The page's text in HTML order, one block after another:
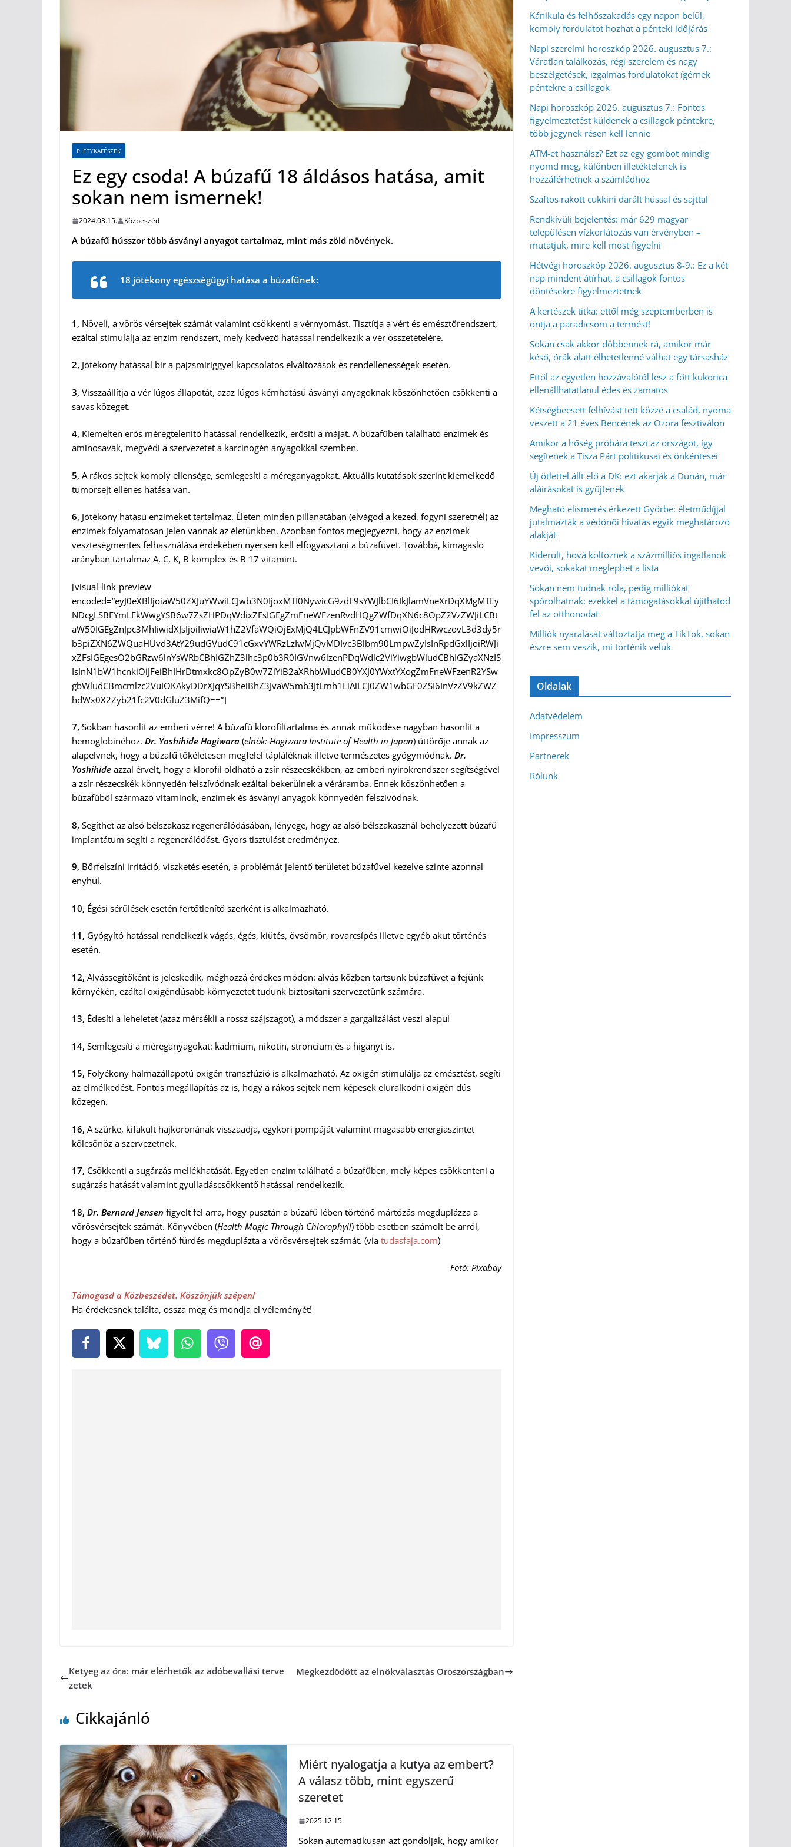
PLETYKAFÉSZEK
Ez egy csoda! A búzafű 18 áldásos hatása, amit
sokan nem ismernek!
2024.03.15. Közbeszéd
A búzafű hússzor több ásványi anyagot tartalmaz, mint más zöld növények.
18 jótékony egészségügyi hatása a búzafűnek:
1, Növeli, a vörös vérsejtek számát valamint csökkenti a vérnyomást. Tisztítja a vért és emésztőrendszert,
ezáltal stimulálja az enzim rendszert, mely kedvező hatással rendelkezik a vér összetételére.
2, Jótékony hatással bír a pajzsmiriggyel kapcsolatos elváltozások és rendellenességek esetén.
3, Visszaállítja a vér lúgos állapotát, azaz lúgos kémhatású ásványi anyagoknak köszönhetően csökkenti a
savas közeget.
4, Kiemelten erős méregtelenítő hatással rendelkezik, erősíti a májat. A búzafűben található enzimek és
aminosavak, megvédi a szervezetet a karcinogén anyagokkal szemben.
5, A rákos sejtek komoly ellensége, semlegesíti a méreganyagokat. Aktuális kutatások szerint kiemelkedő
tumorsejt ellenes hatása van.
6, Jótékony hatású enzimeket tartalmaz. Életen minden pillanatában (elvágod a kezed, fogyni szeretnél) az
enzimek folyamatosan jelen vannak az életünkben. Azonban fontos megjegyezni, hogy az enzimek
veszteségmentes felhasználása érdekében nyersen kell elfogyasztani a búzafüvet. Továbbá, kimagasló
arányban tartalmaz A, C, K, B komplex és B 17 vitamint.
[visual-link-preview
encoded=”eyJ0eXBlIjoiaW50ZXJuYWwiLCJwb3N0IjoxMTI0NywicG9zdF9sYWJlbCI6IkJlamVneXrDqXMgMTEy
NDcgLSBFYmLFkWwgYSB6w7ZsZHPDqWdixZFsIGEgZmFneWFzenRvdHQgZWfDqXN6c8OpZ2VzZWJiLCBt
aW50IGEgZnJpc3MhIiwidXJsIjoiIiwiaW1hZ2VfaWQiOjExMjQ4LCJpbWFnZV91cmwiOiJodHRwczovL3d3dy5r
b3piZXN6ZWQuaHUvd3AtY29udGVudC91cGxvYWRzLzIwMjQvMDIvc3Blbm90LmpwZyIsInRpdGxlIjoiRWJi
xZFsIGEgesO2bGRzw6lnYsWRbCBhIGZhZ3lhc3p0b3R0IGVnw6lzenPDqWdlc2ViYiwgbWludCBhIGZyaXNzIS
IsInN1bW1hcnkiOiJFeiBhIHrDtmxkc8OpZyB0w7ZiYiB2aXRhbWludCB0YXJ0YWxtYXogZmFneWFzenR2YSw
gbWludCBmcmlzc2VuIOKAkyDDrXJqYSBheiBhZ3JvaW5mb3JtLmh1LiAiLCJ0ZW1wbGF0ZSI6InVzZV9kZWZ
hdWx0X2Zyb21fc2V0dGluZ3MifQ==”]
7, Sokban hasonlít az emberi vérre! A búzafű klorofiltartalma és annak működése nagyban hasonlít a
hemoglobinéhoz. Dr. Yoshihide Hagiwara (elnök: Hagiwara Institute of Health in Japan) úttörője annak az
alapelvnek, hogy a búzafű tökéletesen megfelel tápláléknak illetve természetes gyógymódnak. Dr.
Yoshihide azzal érvelt, hogy a klorofil oldható a zsír részecskékben, az emberi nyirokrendszer segítségével
a zsír részecskék könnyedén felszívódnak ezáltal bekerülnek a véráramba. Ennek köszönhetően a
búzafűből származó vitaminok, enzimek és ásványi anyagok könnyedén felszívódnak.
8, Segíthet az alsó bélszakasz regenerálódásában, lényege, hogy az alsó bélszakasznál behelyezett búzafű
implantátum segíti a regenerálódást. Gyors tisztulást eredményez.
9, Bőrfelszíni irritáció, viszketés esetén, a problémát jelentő területet búzafűvel kezelve szinte azonnal
enyhül.
10, Égési sérülések esetén fertőtlenítő szerként is alkalmazható.
11, Gyógyító hatással rendelkezik vágás, égés, kiütés, övsömör, rovarcsípés illetve egyéb akut történés
esetén.
12, Alvássegítőként is jeleskedik, méghozzá érdekes módon: alvás közben tartsunk búzafüvet a fejünk
környékén, ezáltal oxigéndúsabb környezetet tudunk biztosítani szervezetünk számára.
13, Édesíti a leheletet (azaz mérsékli a rossz szájszagot), a módszer a gargalizálást veszi alapul
14, Semlegesíti a méreganyagokat: kadmium, nikotin, stroncium és a higanyt is.
15, Folyékony halmazállapotú oxigén transzfúzió is alkalmazható. Az oxigén stimulálja az emésztést, segíti
az elmélkedést. Fontos megállapítás az is, hogy a rákos sejtek nem képesek eluralkodni oxigén dús
közegen.
16, A szürke, kifakult hajkoronának visszaadja, egykori pompáját valamint magasabb energiaszintet
kölcsönöz a szervezetnek.
17, Csökkenti a sugárzás mellékhatását. Egyetlen enzim található a búzafűben, mely képes csökkenteni a
sugárzás hatását valamint gyulladáscsökkentő hatással rendelkezik.
18, Dr. Bernard Jensen figyelt fel arra, hogy pusztán a búzafű lében történő mártózás megduplázza a
vörösvérsejtek számát. Könyvében (Health Magic Through Chlorophyll) több esetben számolt be arról,
hogy a búzafűben történő fürdés megduplázta a vörösvérsejtek számát. (via tudasfaja.com)
Fotó: Pixabay
Támogasd a Közbeszédet. Köszönjük szépen!
Ha érdekesnek találta, ossza meg és mondja el véleményét!
Ketyeg az óra: már elérhetők az adóbevallási terve
zetek
Megkezdődött az elnökválasztás Oroszországban
Cikkajánló
Miért nyalogatja a kutya az embert?
A válasz több, mint egyszerű
szeretet
2025.12.15.
Sokan automatikusan azt gondolják, hogy amikor
Kánikula és felhőszakadás egy napon belül,
komoly fordulatot hozhat a pénteki időjárás
Napi szerelmi horoszkóp 2026. augusztus 7.:
Váratlan találkozás, régi szerelem és nagy
beszélgetések, izgalmas fordulatokat ígérnek
péntekre a csillagok
Napi horoszkóp 2026. augusztus 7.: Fontos
figyelmeztetést küldenek a csillagok péntekre,
több jegynek résen kell lennie
ATM-et használsz? Ezt az egy gombot mindig
nyomd meg, különben illetéktelenek is
hozzáférhetnek a számládhoz
Szaftos rakott cukkini darált hússal és sajttal
Rendkívüli bejelentés: már 629 magyar
településen vízkorlátozás van érvényben –
mutatjuk, mire kell most figyelni
Hétvégi horoszkóp 2026. augusztus 8-9.: Ez a két
nap mindent átírhat, a csillagok fontos
döntésekre figyelmeztetnek
A kertészek titka: ettől még szeptemberben is
ontja a paradicsom a termést!
Sokan csak akkor döbbennek rá, amikor már
késő, órák alatt élhetetlenné válhat egy társasház
Ettől az egyetlen hozzávalótól lesz a főtt kukorica
ellenállhatatlanul édes és zamatos
Kétségbeesett felhívást tett közzé a család, nyoma
veszett a 21 éves Bencének az Ozora fesztiválon
Amikor a hőség próbára teszi az országot, így
segítenek a Tisza Párt politikusai és önkéntesei
Új ötlettel állt elő a DK: ezt akarják a Dunán, már
aláírásokat is gyűjtenek
Megható elismerés érkezett Győrbe: életműdíjjal
jutalmazták a védőnői hivatás egyik meghatározó
alakját
Kiderült, hová költöznek a százmilliós ingatlanok
vevői, sokakat meglephet a lista
Sokan nem tudnak róla, pedig milliókat
spórolhatnak: ezekkel a támogatásokkal újíthatod
fel az otthonodat
Milliók nyaralását változtatja meg a TikTok, sokan
észre sem veszik, mi történik velük
Oldalak
Adatvédelem
Impresszum
Partnerek
Rólunk